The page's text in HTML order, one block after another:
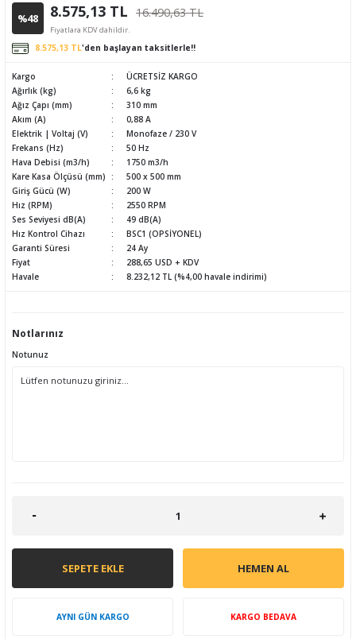
%48 8.575,13 TL 16.490,63 TL
Fiyatlara KDV dahildir.
8.575,13 TL'den başlayan taksitlerle!!
Kargo
ÜCRETSİZ KARGO
Ağırlık (kg)
6,6 kg
Ağız Çapı (mm)
310 mm
Akım (A)
0,88 A
Elektrik | Voltaj (V)
Monofaze / 230 V
Frekans (Hz)
50 Hz
Hava Debisi (m3/h)
1750 m3/h
Kare Kasa Ölçüsü (mm)
500 x 500 mm
Giriş Gücü (W)
200 W
Hız (RPM)
2550 RPM
Ses Seviyesi dB(A)
49 dB(A)
Hız Kontrol Cihazı
BSC1 (OPSİYONEL)
Garanti Süresi
24 Ay
Fiyat
288,65 USD + KDV
Havale
8.232,12 TL (%4,00 havale indirimi)
Notlarınız
Notunuz
SEPETE EKLE HEMEN AL
AYNI GÜN KARGO KARGO BEDAVA